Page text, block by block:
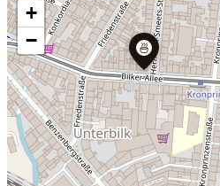
🍜
+
−